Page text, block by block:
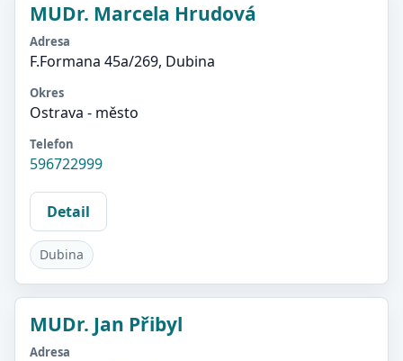
MUDr. Marcela Hrudová
Adresa
F.Formana 45a/269, Dubina
Okres
Ostrava - město
Telefon
596722999
Detail
Dubina
MUDr. Jan Přibyl
Adresa